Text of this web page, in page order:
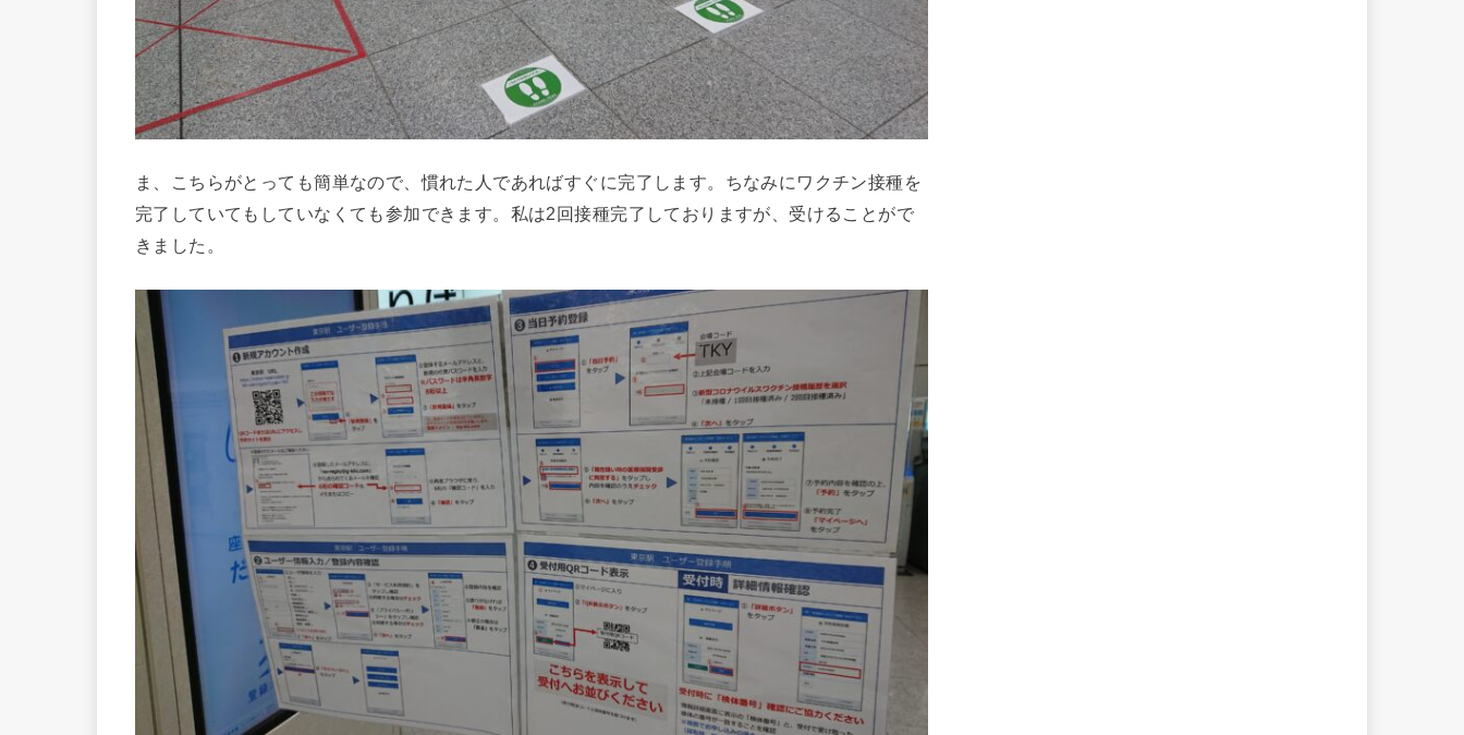
ま、こちらがとっても簡単なので、慣れた人であればすぐに完了します。ちなみにワクチン接種を
完了していてもしていなくても参加できます。私は2回接種完了しておりますが、受けることがで
きました。